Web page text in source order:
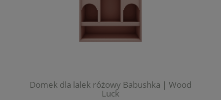
Domek dla lalek różowy Babushka | Wood
Luck